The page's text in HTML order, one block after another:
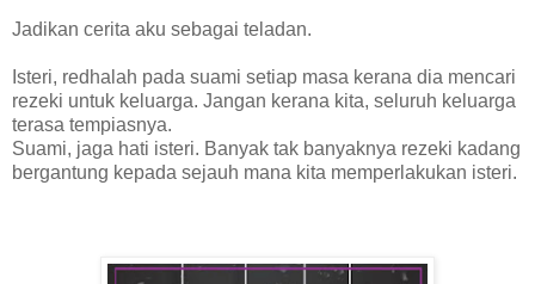
Jadikan cerita aku sebagai teladan.
Isteri, redhalah pada suami setiap masa kerana dia mencari
rezeki untuk keluarga. Jangan kerana kita, seluruh keluarga
terasa tempiasnya.
Suami, jaga hati isteri. Banyak tak banyaknya rezeki kadang
bergantung kepada sejauh mana kita memperlakukan isteri.